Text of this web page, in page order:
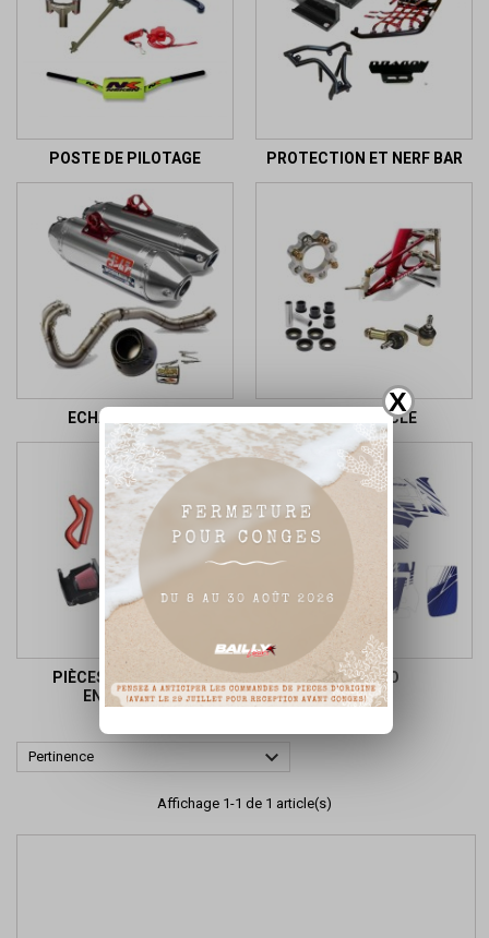
X
POSTE DE PILOTAGE PROTECTION ET NERF BAR
ECHAPPEMENT PARTIE CYCLE
PIÈCES MOTEUR ET
ENTRETIEN
KIT DÉCO
Pertinence 
Affichage 1-1 de 1 article(s)